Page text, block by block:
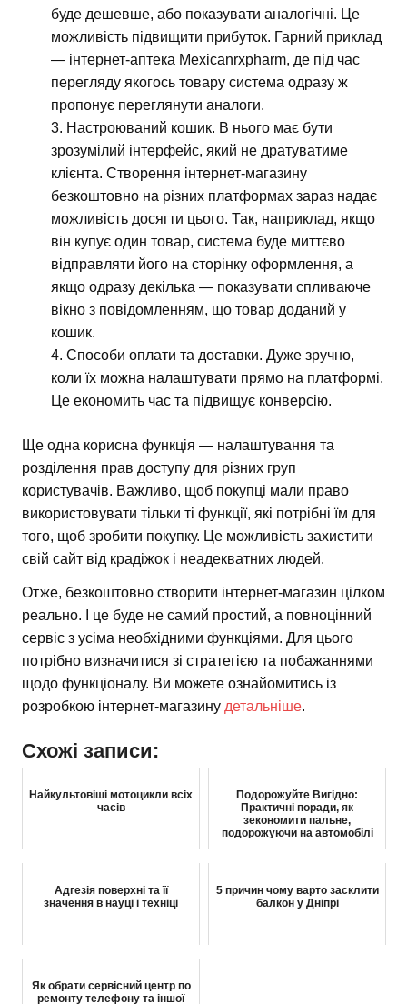
буде дешевше, або показувати аналогічні. Це
можливість підвищити прибуток. Гарний приклад
— інтернет-аптека Mexicanrxpharm, де під час
перегляду якогось товару система одразу ж
пропонує переглянути аналоги.
Настроюваний кошик. В нього має бути
зрозумілий інтерфейс, який не дратуватиме
клієнта. Створення інтернет-магазину
безкоштовно на різних платформах зараз надає
можливість досягти цього. Так, наприклад, якщо
він купує один товар, система буде миттєво
відправляти його на сторінку оформлення, а
якщо одразу декілька — показувати спливаюче
вікно з повідомленням, що товар доданий у
кошик.
Способи оплати та доставки. Дуже зручно,
коли їх можна налаштувати прямо на платформі.
Це економить час та підвищує конверсію.
Ще одна корисна функція — налаштування та
розділення прав доступу для різних груп
користувачів. Важливо, щоб покупці мали право
використовувати тільки ті функції, які потрібні їм для
того, щоб зробити покупку. Це можливість захистити
свій сайт від крадіжок і неадекватних людей.
Отже, безкоштовно створити інтернет-магазин цілком
реально. І це буде не самий простий, а повноцінний
сервіс з усіма необхідними функціями. Для цього
потрібно визначитися зі стратегією та побажаннями
щодо функціоналу. Ви можете ознайомитись із
розробкою інтернет-магазину детальніше.
Схожі записи:
Найкультовіші мотоцикли всіх
часів
Подорожуйте Вигідно:
Практичні поради, як
зекономити пальне,
подорожуючи на автомобілі
Адгезія поверхні та її
значення в науці і техніці
5 причин чому варто засклити
балкон у Дніпрі
Як обрати сервісний центр по
ремонту телефону та іншої